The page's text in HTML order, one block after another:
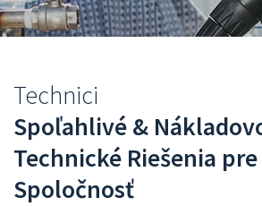
Nachádzate
sa
tu
Technici
Spoľahlivé &
Technické Riešenia pre
Spoločnosť